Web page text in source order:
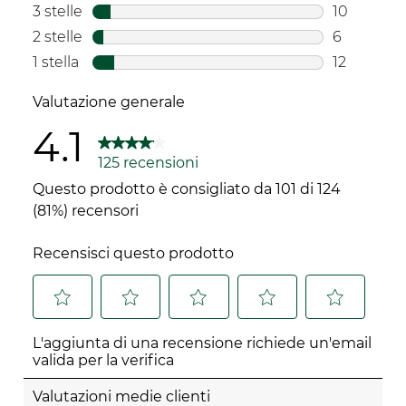
24
3 stelle stelle
10
10
2 stelle stelle
6
6
1 stella stelle
12
Valutazione generale
4.1
125 recensioni
Questo prodotto è consigliato da 101 di 124
(81%) recensori
Recensisci questo prodotto
per
valutare
l'articolo
per
l'articolo
per
l'articolo
per
per
L'aggiunta di una recensione richiede un'email
valida per la verifica
Valutazioni medie clienti